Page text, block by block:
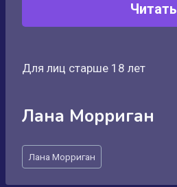
Читать
Для лиц старше 18 лет
Лана Морриган
Метки
записи:
Лана Морриган